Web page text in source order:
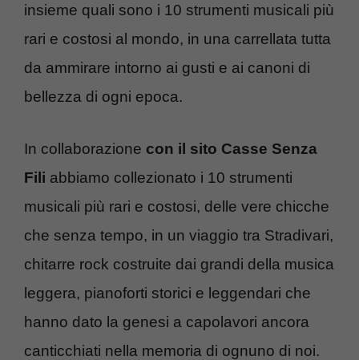
insieme quali sono i 10 strumenti musicali più
rari e costosi al mondo, in una carrellata tutta
da ammirare intorno ai gusti e ai canoni di
bellezza di ogni epoca.
In collaborazione con il sito Casse Senza
Fili abbiamo collezionato i 10 strumenti
musicali più rari e costosi, delle vere chicche
che senza tempo, in un viaggio tra Stradivari,
chitarre rock costruite dai grandi della musica
leggera, pianoforti storici e leggendari che
hanno dato la genesi a capolavori ancora
canticchiati nella memoria di ognuno di noi.